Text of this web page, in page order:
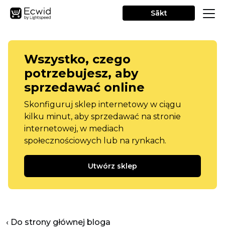
Sākt
Wszystko, czego
potrzebujesz, aby
sprzedawać online
Skonfiguruj sklep internetowy w ciągu
kilku minut, aby sprzedawać na stronie
internetowej, w mediach
społecznościowych lub na rynkach.
Utwórz sklep
‹ Do strony głównej bloga